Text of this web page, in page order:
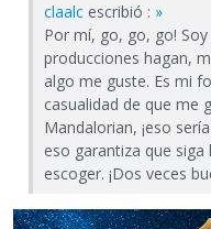
claalc escribió : »
Por mí, go, go, go!
producciones hagan,
algo me guste. Es mi
casualidad de que me
Mandalorian, ¡eso
eso garantiza que
escoger. ¡Dos veces